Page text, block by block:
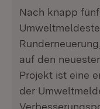
Nach knapp
auf den
Projekt ist eine
der